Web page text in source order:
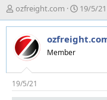
T
h
r
e
a
d
s
t
a
ozfreight.com
N
g
à
y
i
19/5/21
Member
19/5/21